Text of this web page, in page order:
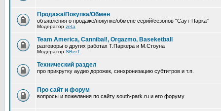
Продажа/Покупка/Обмен
объявления о продаже/покупке/обмене серий/сезонов "Саут-Парка"
Модератор zeta
Team America, Cannibal!, Orgazmo, Baseketball
разговоры о других работах Т.Паркера и М.Стоуна
Модератор SBerT
Технический раздел
про прикрутку аудио дорожек, синхронизацию субтитров и т.п.
Про сайт и форум
вопросы и пожелания по сайту south-park.ru и его форуму